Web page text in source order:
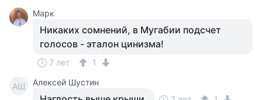
Марк
Никаких сомнений, в Мугабии подсчет
голосов - эталон цинизма!
7 лет 1
АШ Алексей Шустин